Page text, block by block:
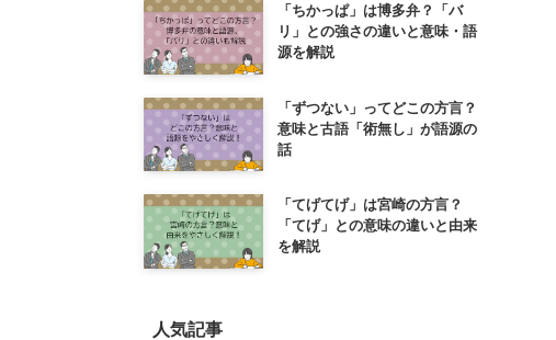
「ちかっぱ」は博多弁？「バ
リ」との強さの違いと意味・語
源を解説
「ずつない」ってどこの方言？
意味と古語「術無し」が語源の
話
「てげてげ」は宮崎の方言？
「てげ」との意味の違いと由来
を解説
人気記事